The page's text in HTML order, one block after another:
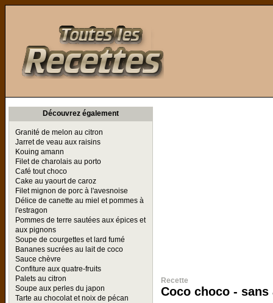
Découvrez également
Granité de melon au citron
Jarret de veau aux raisins
Kouing amann
Filet de charolais au porto
Café tout choco
Cake au yaourt de caroz
Filet mignon de porc à l'avesnoise
Délice de canette au miel et pommes à
l'estragon
Pommes de terre sautées aux épices et
aux pignons
Soupe de courgettes et lard fumé
Bananes sucrées au lait de coco
Sauce chèvre
Confiture aux quatre-fruits
Palets au citron
Soupe aux perles du japon
Tarte au chocolat et noix de pécan
Recette
Coco choco - sans